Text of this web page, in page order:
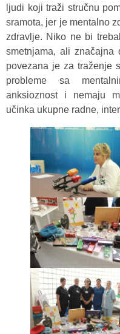
ljudi koji traži stručnu
sramota, jer je mentalno
zdravlje. Niko ne bi
smetnjama, ali
povezana je za traženje
probleme sa
anksioznost i nemaju
učinka ukupne radne,